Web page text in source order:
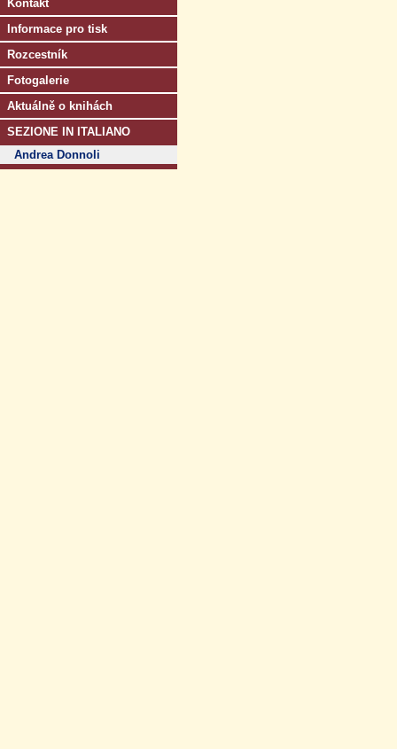
Kontakt
Informace pro tisk
Rozcestník
Fotogalerie
Aktuálně o knihách
SEZIONE IN ITALIANO
Andrea Donnoli